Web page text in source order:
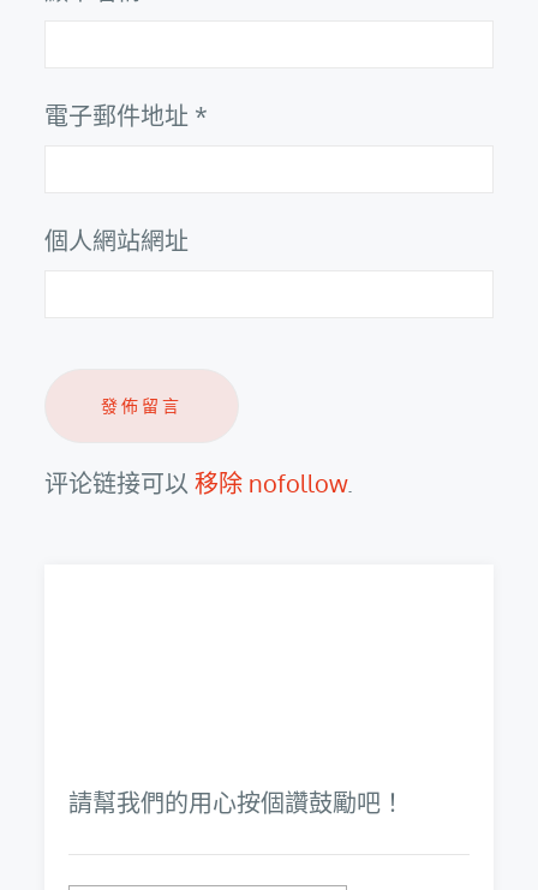
電子郵件地址 *
個人網站網址
评论链接可以移除 nofollow.
請幫我們的用心按個讚鼓勵吧！